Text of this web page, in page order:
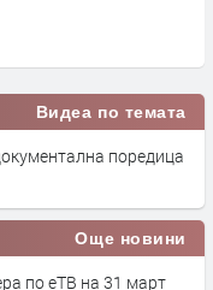
Видеа по темата
поредица
Още новини
по еТВ на 31 март